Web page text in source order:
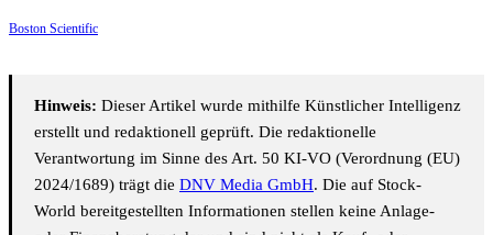
Boston Scientific
Hinweis: Dieser Artikel wurde mithilfe Künstlicher Intelligenz
erstellt und redaktionell geprüft. Die redaktionelle
Verantwortung im Sinne des Art. 50 KI-VO (Verordnung (EU)
2024/1689) trägt die DNV Media GmbH. Die auf Stock-
World bereitgestellten Informationen stellen keine Anlage-